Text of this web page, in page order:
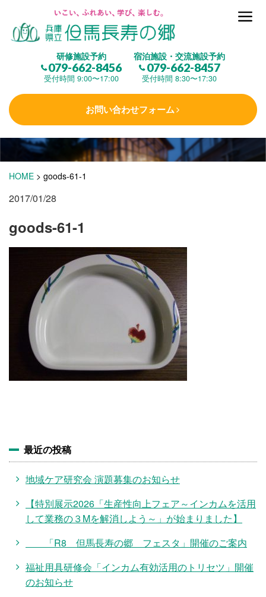
研修施設予約
079-662-8456
受付時間 9:00〜17:00
宿泊施設・交流施設予約
079-662-8457
受付時間 8:30〜17:30
お問い合わせフォーム
但馬長寿の郷とは
(研修施設)
楽しむ
学 ぶ(健康福祉)
(宿泊)
施設・料金
アクセス
HOME > goods-61-1
2017/01/28
goods-61-1
最近の投稿
地域ケア研究会 演題募集のお知らせ
【特別展示2026「生産性向上フェア～インカムを活用
して業務の３Mを解消しよう～」が始まりました】
「R8 但馬長寿の郷 フェスタ」開催のご案内
福祉用具研修会「インカム有効活用のトリセツ」開催
のお知らせ